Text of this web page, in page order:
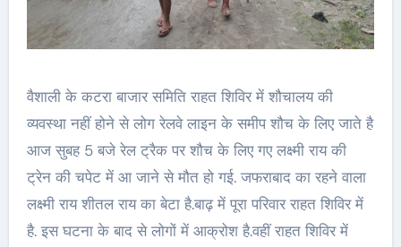
वैशाली के कटरा बाजार समिति राहत शिविर में शौचालय की
व्यवस्था नहीं होने से लोग रेलवे लाइन के समीप शौच के लिए जाते है
आज सुबह 5 बजे रेल ट्रैक पर शौच के लिए गए लक्ष्मी राय की
ट्रेन की चपेट में आ जाने से मौत हो गई. जफराबाद का रहने वाला
लक्ष्मी राय शीतल राय का बेटा है.बाढ़ में पूरा परिवार राहत शिविर में
है. इस घटना के बाद से लोगों में आक्रोश है.वहीं राहत शिविर में